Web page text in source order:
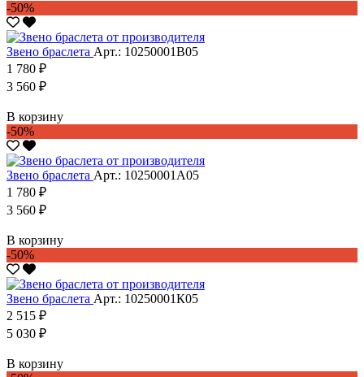
-50%
Звено браслета Арт.: 10250001В05
1 780 ₽
3 560 ₽
В корзину
-50%
Звено браслета Арт.: 10250001А05
1 780 ₽
3 560 ₽
В корзину
-50%
Звено браслета Арт.: 10250001К05
2 515 ₽
5 030 ₽
В корзину